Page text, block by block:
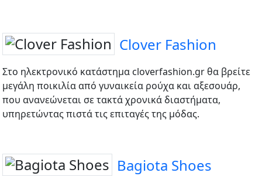
Clover Fashion
Στο ηλεκτρονικό κατάστημα cloverfashion.gr θα βρείτε
μεγάλη ποικιλία από γυναικεία ρούχα και αξεσουάρ,
που ανανεώνεται σε τακτά χρονικά διαστήματα,
υπηρετώντας πιστά τις επιταγές της μόδας.
Bagiota Shoes